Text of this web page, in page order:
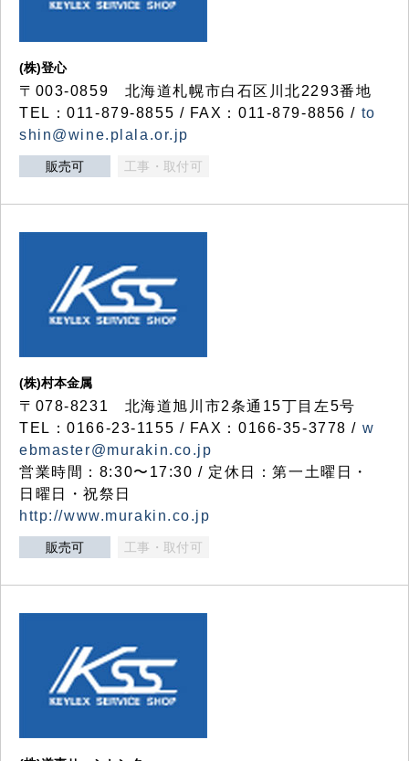
(株)登心
〒003-0859 北海道札幌市白石区川北2293番地
TEL：011-879-8855 / FAX：011-879-8856 / to
shin@wine.plala.or.jp
販売可 工事・取付可
(株)村本金属
〒078-8231 北海道旭川市2条通15丁目左5号
TEL：0166-23-1155 / FAX：0166-35-3778 / w
ebmaster@murakin.co.jp
営業時間：8:30〜17:30 / 定休日：第一土曜日・
日曜日・祝祭日
http://www.murakin.co.jp
販売可 工事・取付可